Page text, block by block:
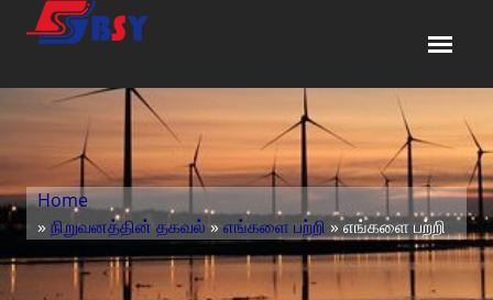
Home
» நிறுவனத்தின் தகவல் » எங்களை பற்றி » எங்களை பற்றி